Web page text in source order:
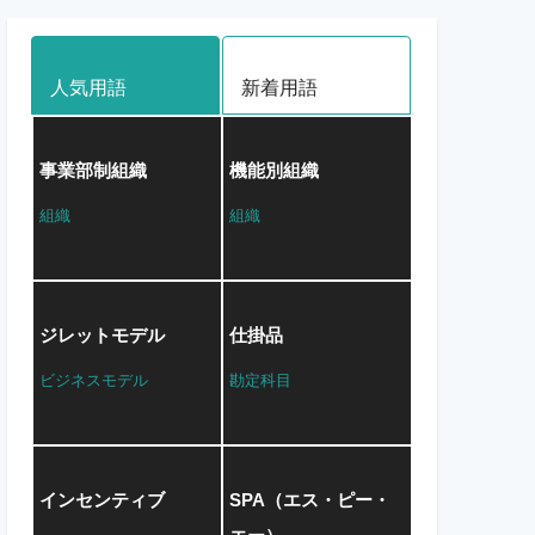
人気用語 新着用語
事業部制組織
組織
機能別組織
組織
ジレットモデル
ビジネスモデル
仕掛品
勘定科目
インセンティブ
SPA（エス・ピー・